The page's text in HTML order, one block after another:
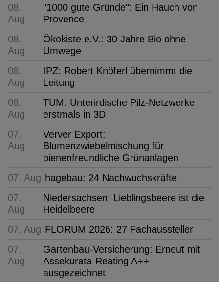
08.
Aug
"1000 gute Gründe": Ein Hauch von
Provence
08.
Aug
Ökokiste e.V.: 30 Jahre Bio ohne
Umwege
08.
Aug
IPZ: Robert Knöferl übernimmt die
Leitung
08.
Aug
TUM: Unterirdische Pilz-Netzwerke
erstmals in 3D
07.
Aug
Verver Export:
Blumenzwiebelmischung für
bienenfreundliche Grünanlagen
07. Aug hagebau: 24 Nachwuchskräfte
07.
Aug
Niedersachsen: Lieblingsbeere ist die
Heidelbeere
07. Aug FLORUM 2026: 27 Fachaussteller
07.
Aug
Gartenbau-Versicherung: Erneut mit
Assekurata-Reating A++
ausgezeichnet